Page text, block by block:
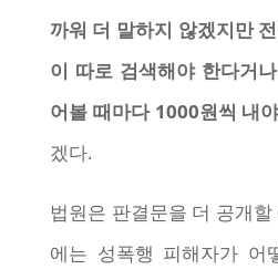
까워 더 말하지 않겠지만
이 따로 검색해야 한다거
어볼 때마다 1000원씩 내
겠다.
법원은 판결문을 더 공개할
에는 성폭행 피해자가 어